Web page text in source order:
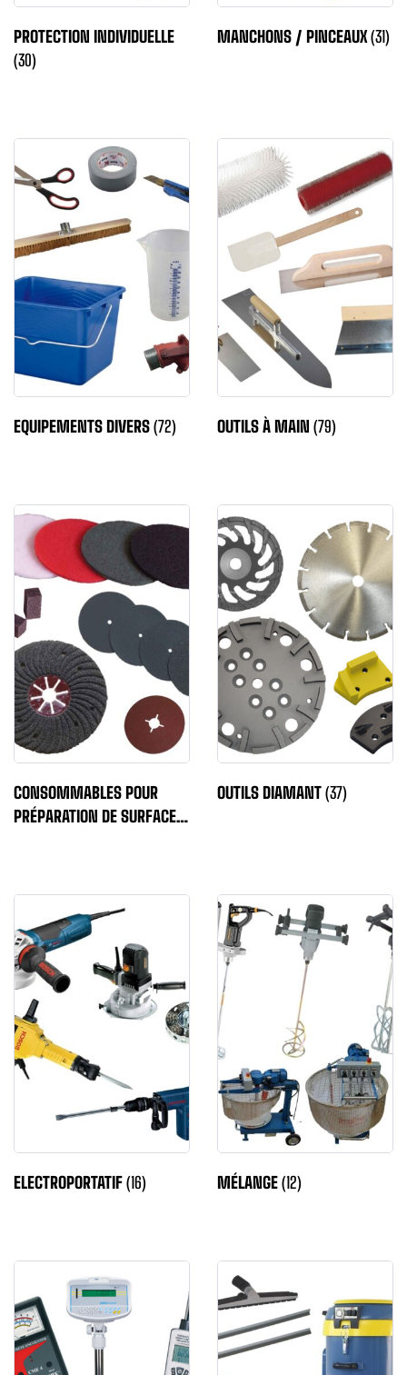
PROTECTION INDIVIDUELLE
(30)
MANCHONS / PINCEAUX(31)
EQUIPEMENTS DIVERS(72) OUTILS À MAIN (79)
CONSOMMABLES POUR
PRÉPARATION DE SURFACES
OUTILS DIAMANT(37)
ELECTROPORTATIF(16) MÉLANGE(12)